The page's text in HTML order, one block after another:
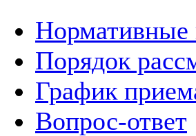
Нормативные
Порядок
График
Вопрос-ответ